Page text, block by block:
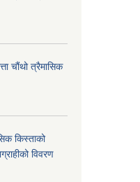
चौंथो त्रैमासिक
किस्ताको
विवरण